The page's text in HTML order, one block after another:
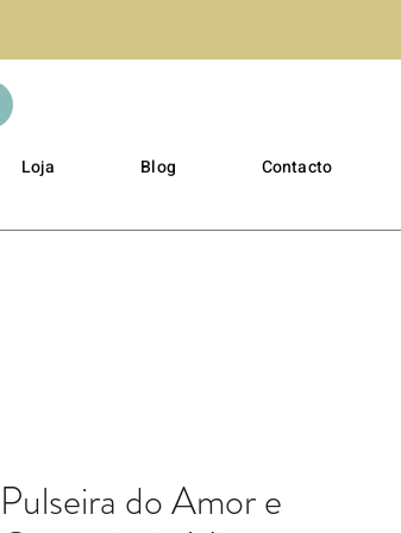
Loja Blog Contacto
Pulseira do Amor e